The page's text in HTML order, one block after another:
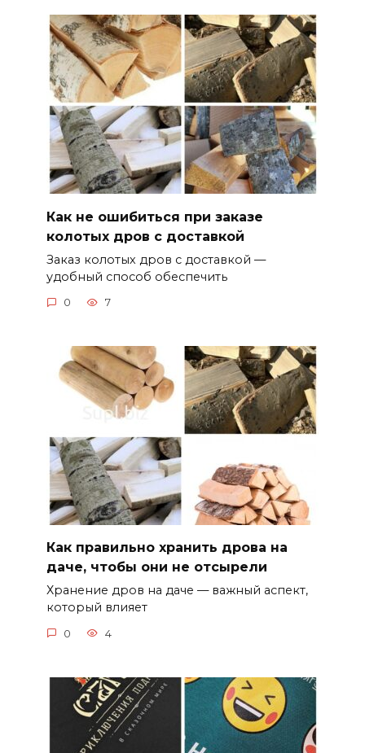
Как не ошибиться при заказе
колотых дров с доставкой
Заказ колотых дров с доставкой —
удобный способ обеспечить
0 7
Как правильно хранить дрова на
даче, чтобы они не отсырели
Хранение дров на даче — важный аспект,
который влияет
0 4